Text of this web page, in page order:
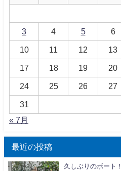
3 4 5 6
10 11 12 13
17 18 19 20
24 25 26 27
31
« 7月
最近の投稿
久しぶりのボート！